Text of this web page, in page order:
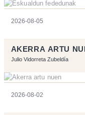
2026-08-05
AKERRA ARTU
Julio Vidorreta Zubeldía
2026-08-02